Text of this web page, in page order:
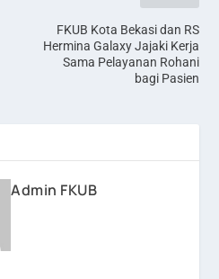
FKUB Kota Bekasi dan RS
Hermina Galaxy Jajaki Kerja
Sama Pelayanan Rohani
bagi Pasien
Admin FKUB